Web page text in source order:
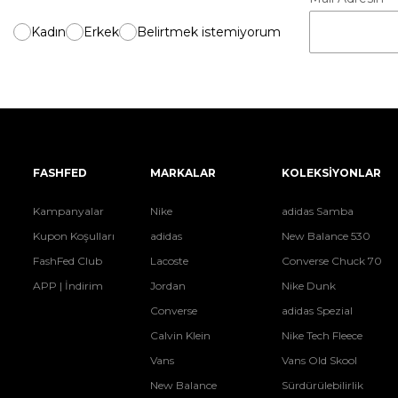
Kadın Erkek Belirtmek istemiyorum
FASHFED
Kampanyalar
Kupon Koşulları
FashFed Club
APP | İndirim
MARKALAR
Nike
adidas
Lacoste
Jordan
Converse
Calvin Klein
Vans
New Balance
KOLEKSİYONLAR
adidas Samba
New Balance 530
Converse Chuck 70
Nike Dunk
adidas Spezial
Nike Tech Fleece
Vans Old Skool
Sürdürülebilirlik